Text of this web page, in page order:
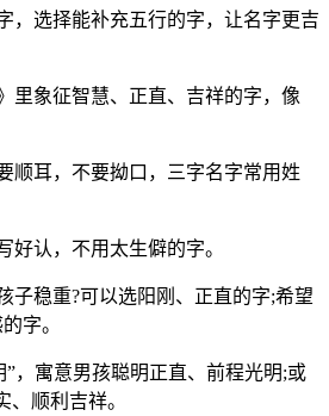
，选择能补充五行的字，让名字更吉
里象征智慧、正直、吉祥的字，像
顺耳，不要拗口，三字名字常用姓
好认，不用太生僻的字。
子稳重?可以选阳刚、正直的字;希望
字。
”，寓意男孩聪明正直、前程光明;或
、顺利吉祥。